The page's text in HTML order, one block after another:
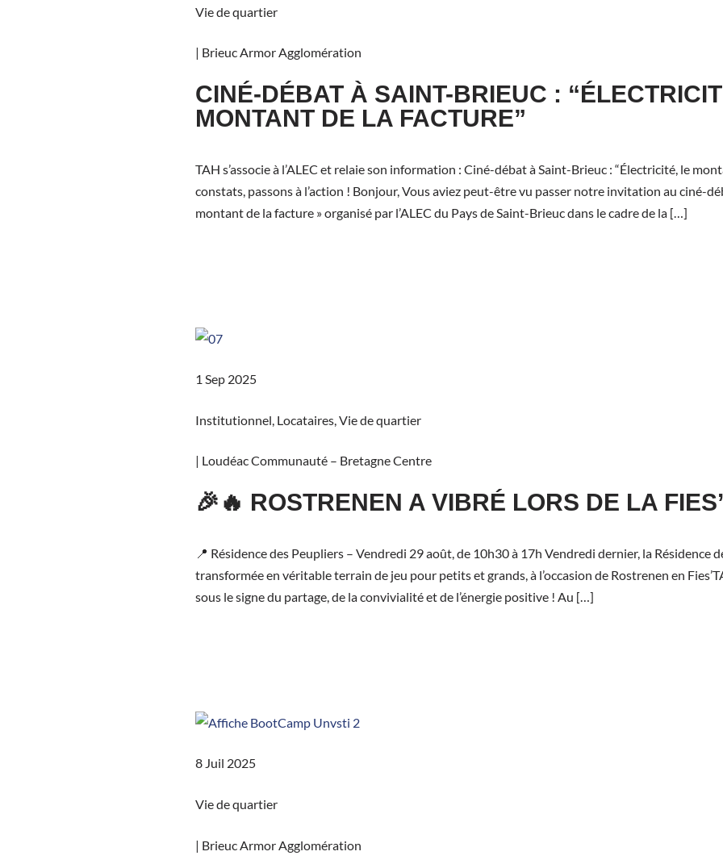
Vie de quartier
| Brieuc Armor Agglomération
CINÉ-DÉBAT À SAINT-BRIEUC :
MONTANT DE LA FACTURE”
TAH s’associe à l’ALEC et relaie son information : Ciné-débat à Saint-Brieuc : “Électricité, le
constats, passons à l’action ! Bonjour, Vous aviez peut-être vu passer notre invitation au ciné-
montant de la facture » organisé par l’ALEC du Pays de Saint-Brieuc dans le cadre de la […]
1 Sep 2025
Institutionnel, Locataires,Vie de quartier
| Loudéac Communauté – Bretagne Centre
🎉🔥 ROSTRENEN A VIBRÉ LORS DE LA
📍 Résidence des Peupliers – Vendredi 29 août, de 10h30 à 17h Vendredi dernier, la Résidence
transformée en véritable terrain de jeu pour petits et grands, à l’occasion de Rostrenen en
sous le signe du partage, de la convivialité et de l’énergie positive ! Au […]
8 Juil 2025
Vie de quartier
| Brieuc Armor Agglomération